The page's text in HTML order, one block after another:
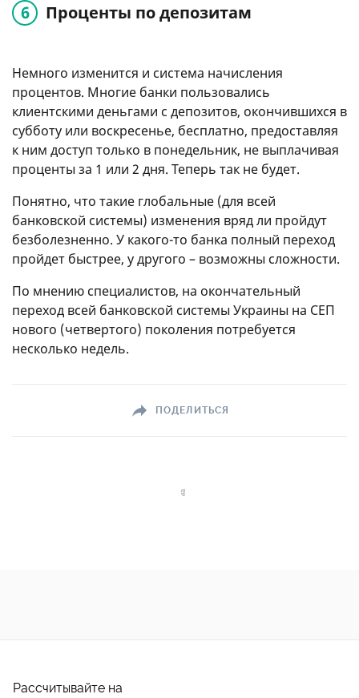
Проценты по депозитам
Немного изменится и система начисления
процентов. Многие банки пользовались
клиентскими деньгами с депозитов, окончившихся в
субботу или воскресенье, бесплатно, предоставляя
к ним доступ только в понедельник, не выплачивая
проценты за 1 или 2 дня. Теперь так не будет.
Понятно, что такие глобальные (для всей
банковской системы) изменения вряд ли пройдут
безболезненно. У какого-то банка полный переход
пройдет быстрее, у другого – возможны сложности.
По мнению специалистов, на окончательный
переход всей банковской системы Украины на СЕП
нового (четвертого) поколения потребуется
несколько недель.
ПОДЕЛИТЬСЯ
Рассчитывайте на